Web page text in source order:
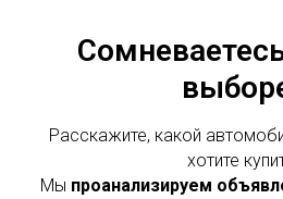
Расскажите, какой
хотите
Мы проанализируем